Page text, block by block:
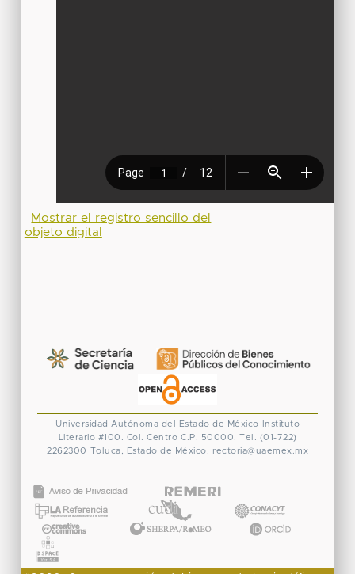
Mostrar el registro sencillo del
objeto digital
Universidad Autónoma del Estado de México
Instituto
Literario #100. Col. Centro C.P. 50000. Tel. (01-722)
2262300 Toluca, Estado de México. rectoria@uaemex.mx